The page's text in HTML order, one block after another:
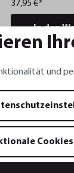
37,95 €*
In den
und